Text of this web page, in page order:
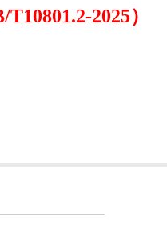
2025）